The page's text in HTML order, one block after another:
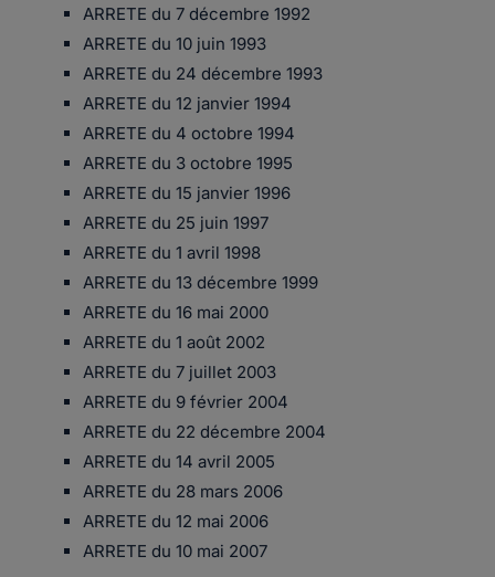
ARRETE du 7 décembre 1992
ARRETE du 10 juin 1993
ARRETE du 24 décembre 1993
ARRETE du 12 janvier 1994
ARRETE du 4 octobre 1994
ARRETE du 3 octobre 1995
ARRETE du 15 janvier 1996
ARRETE du 25 juin 1997
ARRETE du 1 avril 1998
ARRETE du 13 décembre 1999
ARRETE du 16 mai 2000
ARRETE du 1 août 2002
ARRETE du 7 juillet 2003
ARRETE du 9 février 2004
ARRETE du 22 décembre 2004
ARRETE du 14 avril 2005
ARRETE du 28 mars 2006
ARRETE du 12 mai 2006
ARRETE du 10 mai 2007